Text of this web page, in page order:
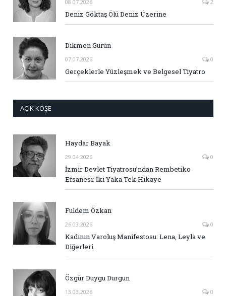
08.07.2026 2
Deniz Göktaş Ölü Deniz Üzerine
Dikmen Gürün
07.07.2026 0
Gerçeklerle Yüzleşmek ve Belgesel Tiyatro
AÇIK KÖŞE
Haydar Bayak
29.04.2026 0
İzmir Devlet Tiyatrosu’ndan Rembetiko
Efsanesi: İki Yaka Tek Hikaye
Fuldem Özkan
26.03.2026 0
Kadının Varoluş Manifestosu: Lena, Leyla ve
Diğerleri
Özgür Duygu Durgun
13.03.2026 0